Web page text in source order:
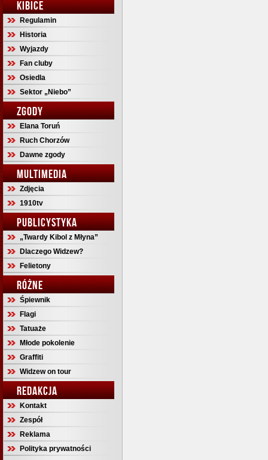
KIBICE
Regulamin
Historia
Wyjazdy
Fan cluby
Osiedla
Sektor „Niebo”
ZGODY
Elana Toruń
Ruch Chorzów
Dawne zgody
MULTIMEDIA
Zdjęcia
1910tv
PUBLICYSTYKA
„Twardy Kibol z Młyna”
Dlaczego Widzew?
Felietony
RÓŻNE
Śpiewnik
Flagi
Tatuaże
Młode pokolenie
Graffiti
Widzew on tour
REDAKCJA
Kontakt
Zespół
Reklama
Polityka prywatności